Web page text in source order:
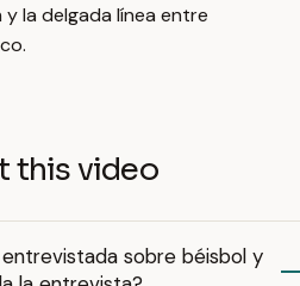
la delgada línea entre
this video
sobre béisbol y